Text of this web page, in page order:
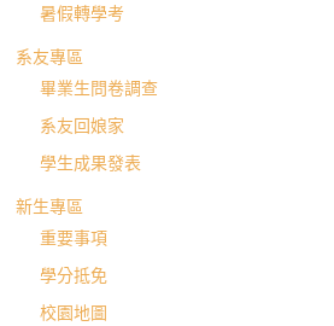
暑假轉學考
系友專區
畢業生問卷調查
系友回娘家
學生成果發表
新生專區
重要事項
學分抵免
校園地圖